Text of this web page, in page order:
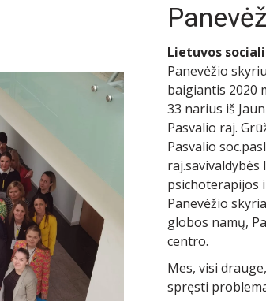
Lietuvos
Panevėžio
baigiantis 2020
33 narius iš
Pasvalio raj.
Pasvalio
raj.savivaldybės
psichoterapijos
Panevėžio
globos namų,
centro.
Mes, visi
spręsti